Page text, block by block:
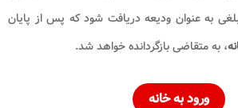
به عنوان ودیعه دریافت شود که پس از پایان
، به متقاضی بازگردانده خواهد شد.
ورود به خانه